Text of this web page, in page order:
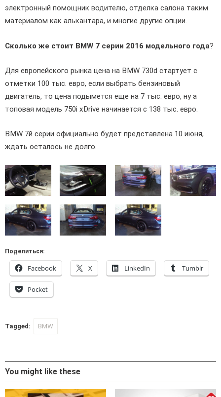
электронный помощник водителю, отделка салона таким
материалом как алькантара, и многие другие опции.
Сколько же стоит BMW 7 серии 2016 модельного года?
Для европейского рынка цена на BMW 730d стартует с
отметки 100 тыс. евро, если выбрать бензиновый
двигатель, то цена подымется еще на 7 тыс. евро, ну а
топовая модель 750i xDrive начинается с 138 тыс. евро.
BMW 7й серии официально будет представлена 10 июня,
ждать осталось не долго.
Поделиться:
Facebook X LinkedIn Tumblr
Pocket
Tagged: BMW
You might like these